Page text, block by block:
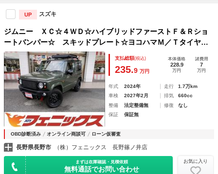
UP スズキ
ジムニー ＸＣ☆４ＷＤ☆ハイブリッドファーストＦ＆Ｒショ
ートバンパー☆ スキッドプレート☆ヨコハマＭ／Ｔタイヤ☆
ルーフラック☆スケルトイン給油口カバー☆デジタルインナー
ミラー型ドラレコ☆ディスプレイオーディオ☆Ｂカメラ☆前後
牽引フック☆前席シートヒーター☆禁煙車☆
支払総額(税込)
235.9 万円
本体価格
228.9
万円
諸費用
7
万円
年式 2024年 走行
1.7万km
車検
2027年2月 排気
660cc
整備
法定整備無 修復
なし
保証
保証無
OBD診断済み オンライン商談可 ローン仮審査
長野県長野市 （株）フェニックス 長野篠ノ井店
まずは在庫確認・見積依頼
無料通話でお問い合わせ
お気に入り